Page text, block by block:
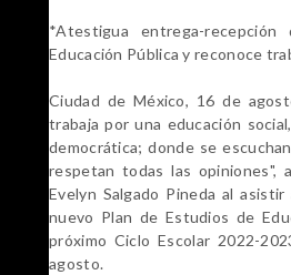
*Atestigua entrega-
Educación Pública y reconoce
Ciudad de México, 16 de
trabaja por una educación
democrática; donde se
respetan todas las opiniones",
Evelyn Salgado Pineda al
nuevo Plan de Estudios de
próximo Ciclo Escolar 2022-
agosto.